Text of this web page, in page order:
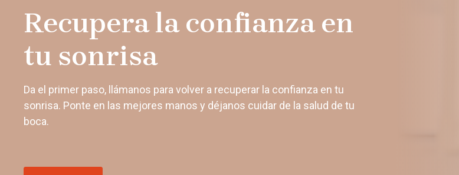
Recupera la confianza en
tu sonrisa
Da el primer paso, llámanos para volver a recuperar la confianza en tu
sonrisa. Ponte en las mejores manos y déjanos cuidar de la salud de tu
boca.